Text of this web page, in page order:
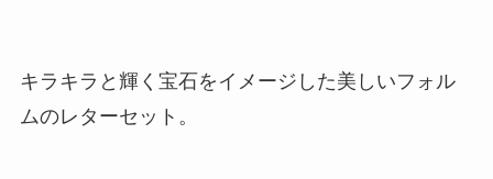
キラキラと輝く宝石をイメージした美しいフォル
ムのレターセット。